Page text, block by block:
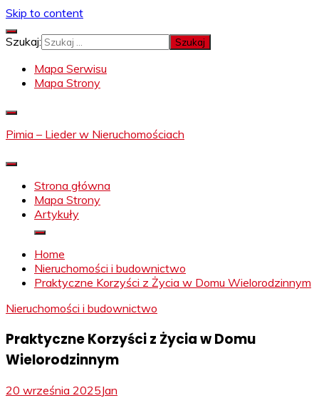
Skip to content
Szukaj:
Mapa Serwisu
Mapa Strony
Pimia – Lieder w Nieruchomościach
Strona główna
Mapa Strony
Artykuły
Home
Nieruchomości i budownictwo
Praktyczne Korzyści z Życia w Domu Wielorodzinnym
Nieruchomości i budownictwo
Praktyczne Korzyści z Życia w Domu
Wielorodzinnym
20 września 2025Jan